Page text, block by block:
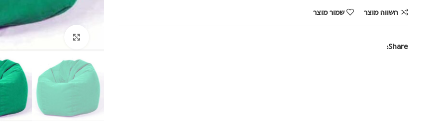
השווה מוצר שמור מוצר
Share: